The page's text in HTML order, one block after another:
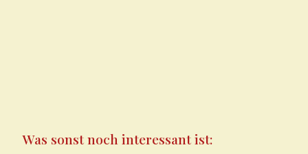
Was sonst noch interessant ist: